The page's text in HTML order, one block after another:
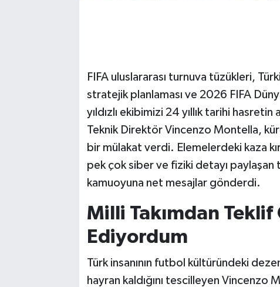
FIFA uluslararası turnuva tüzükleri,
stratejik planlaması ve 2026 FIFA
yıldızlı ekibimizi 24 yıllık tarihi
Teknik Direktör Vincenzo Montella,
bir mülakat verdi. Elemelerdeki kaza
pek çok siber ve fiziki detayı
kamuoyuna net mesajlar gönderdi.
Milli Takımdan
Ediyordum
Türk insanının futbol kültüründeki
hayran kaldığını tescilleyen Vincenzo